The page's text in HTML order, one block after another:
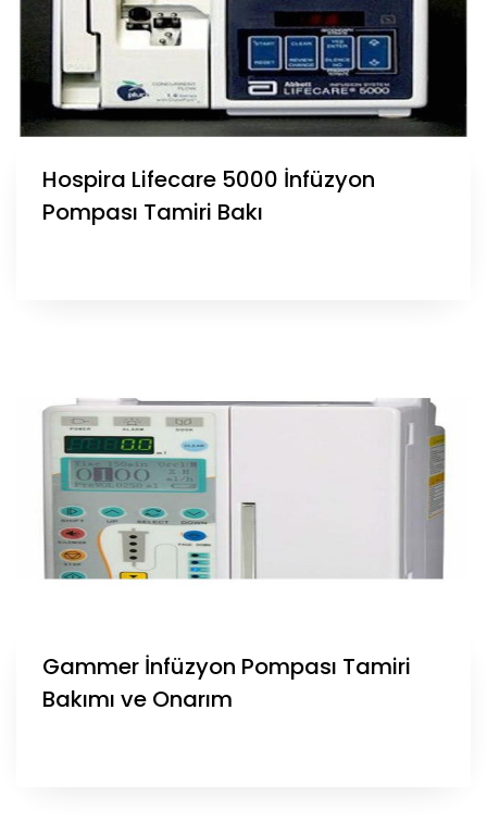
Hospira Lifecare 5000 İnfüzyon
Pompası Tamiri Bakı
Gammer İnfüzyon Pompası Tamiri
Bakımı ve Onarım